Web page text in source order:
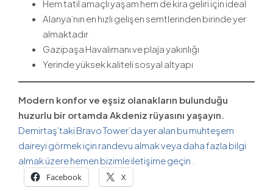
Hem tatil amaçlı yaşam hem de kira geliri için ideal
Alanya’nın en hızlı gelişen semtlerinden birinde yer
almaktadır
Gazipaşa Havalimanı ve plaja yakınlığı
Yerinde yüksek kaliteli sosyal altyapı
Modern konfor ve eşsiz olanakların bulunduğu
huzurlu bir ortamda Akdeniz rüyasını yaşayın.
Demirtaş’taki Bravo Tower’da yer alan bu muhteşem
daireyi görmek için randevu almak veya daha fazla bilgi
almak üzere hemen bizimle iletişime geçin .
Facebook X